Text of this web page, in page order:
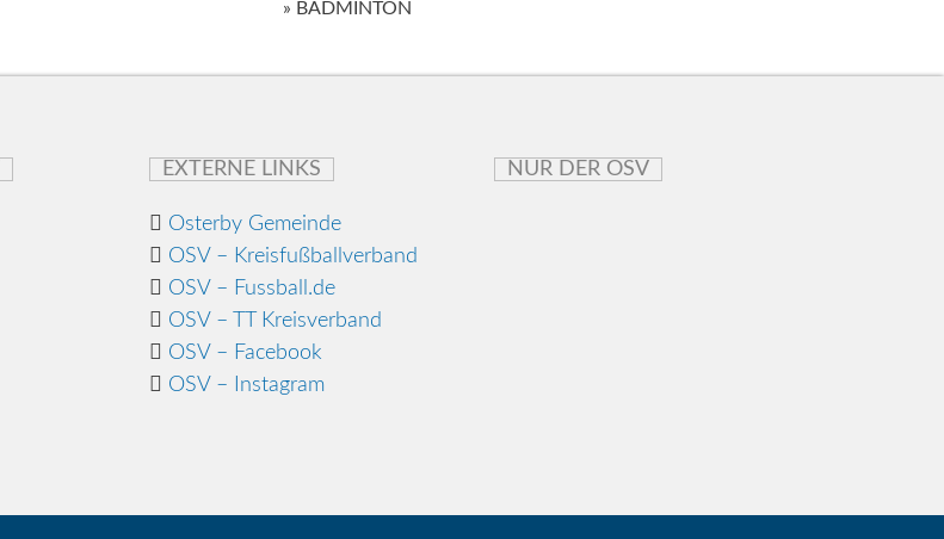
» BADMINTON
EXTERNE LINKS
Osterby Gemeinde
OSV – Kreisfußballverband
OSV – Fussball.de
OSV – TT Kreisverband
OSV – Facebook
OSV – Instagram
NUR DER OSV